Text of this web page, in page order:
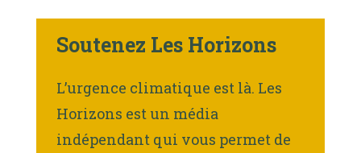
Soutenez Les Horizons
L’urgence climatique est là. Les
Horizons est un média
indépendant qui vous permet de